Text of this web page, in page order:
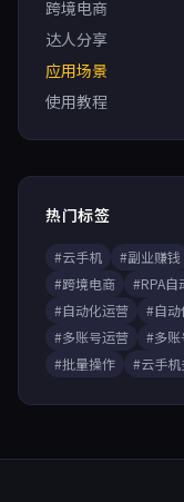
跨境电商
达人分享
应用场景
使用教程
热门标签
#云手机 #副业赚钱
#跨境电商
#RPA自
#自动化运营
#自动
#多账号运营
#多账
#批量操作
#云手机